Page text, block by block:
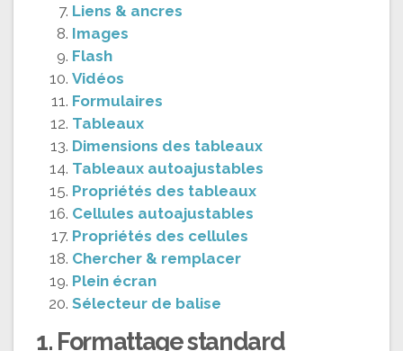
Liens & ancres
Images
Flash
Vidéos
Formulaires
Tableaux
Dimensions des tableaux
Tableaux autoajustables
Propriétés des tableaux
Cellules autoajustables
Propriétés des cellules
Chercher & remplacer
Plein écran
Sélecteur de balise
1. Formattage standard